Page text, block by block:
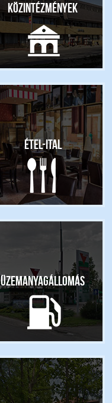
Közintézmények
Étel-ital
Üzemanyagállomás